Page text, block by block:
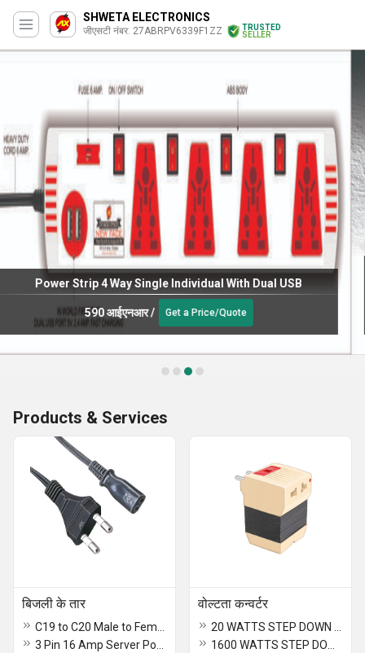
SHWETA ELECTRONICS
जीएसटी नंबर. 27ABRPV6339F1ZZ
TRUSTED
SELLER
750 WATTS STEP DOWN VOLTAGE CONVERTER 230V-110V
(TOROIDAL)
3800 आईएनआर / Get a Price/Quote
Products & Services
बिजली के तार वोल्टता कन्वर्टर